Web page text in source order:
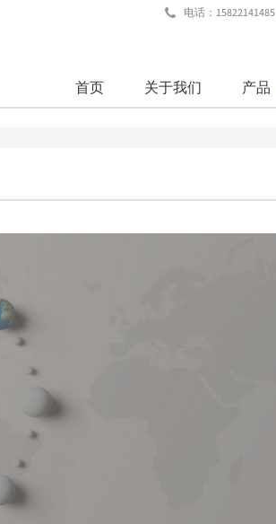
电话：15822141485
首页 关于我们 产品